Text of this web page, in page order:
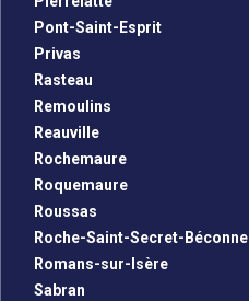
Pont-Saint-Esprit
Privas
Rasteau
Remoulins
Reauville
Rochemaure
Roquemaure
Roussas
Roche-Saint-Secret-Béconne
Romans-sur-Isère
Sabran